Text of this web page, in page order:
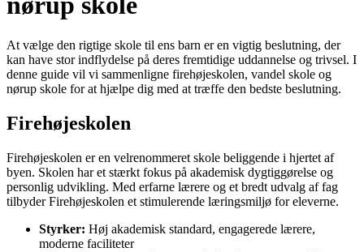
At vælge den rigtige skole til ens barn er en vigtig beslutning, der
kan have stor indflydelse på deres fremtidige uddannelse og trivsel. I
denne guide vil vi sammenligne firehøjeskolen, vandel skole og
nørup skole for at hjælpe dig med at træffe den bedste beslutning.
Firehøjeskolen
Firehøjeskolen er en velrenommeret skole beliggende i hjertet af
byen. Skolen har et stærkt fokus på akademisk dygtiggørelse og
personlig udvikling. Med erfarne lærere og et bredt udvalg af fag
tilbyder Firehøjeskolen et stimulerende læringsmiljø for eleverne.
Styrker: Høj akademisk standard, engagerede lærere,
moderne faciliteter